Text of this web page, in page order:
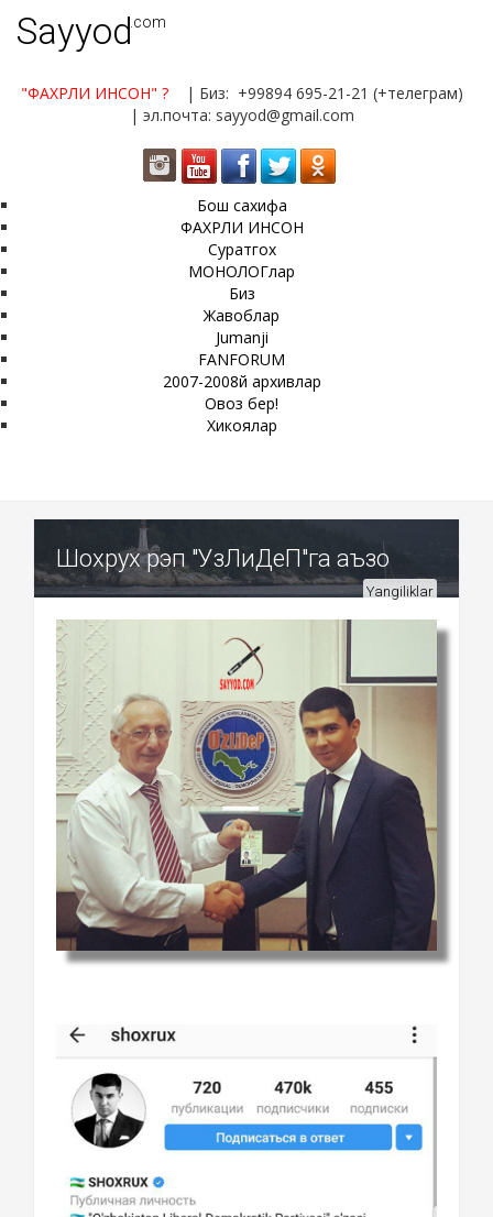
Sayyod.com
"ФАХРЛИ ИНСОН" ?
| Биз: +99894 695-21-21 (+телеграм)
| эл.почта: sayyod@gmail.com
Бош сахифа
ФАХРЛИ ИНСОН
Суратгох
МОНОЛОГлар
Биз
Жавоблар
Jumanji
FANFORUM
2007-2008й архивлар
Овоз бер!
Хикоялар
Шохрух рэп "УзЛиДеП"га аъзо
Yangiliklar